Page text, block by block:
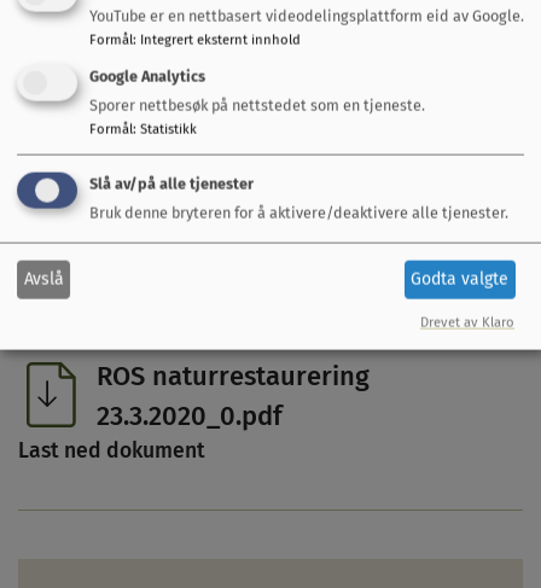
Plankart revidert ihht vedtak i KDD
18.10.24.pdf
Last ned dokument
Beskrivelse april 2019.pdf
Last ned dokument
ROS naturrestaurering
23.3.2020_0.pdf
Last ned dokument
YouTube er en nettbasert videodelingsplattform eid av Google.
Formål: Integrert eksternt innhold
Google Analytics
Sporer nettbesøk på nettstedet som en tjeneste.
Formål: Statistikk
Slå av/på alle tjenester
Bruk denne bryteren for å aktivere/deaktivere alle tjenester.
Avslå Godta valgte
Drevet av Klaro